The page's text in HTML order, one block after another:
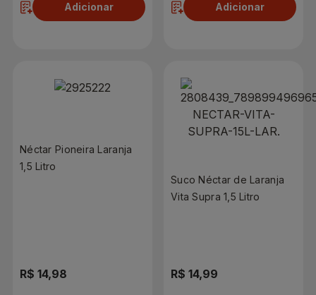
Adicionar Adicionar
Néctar Pioneira Laranja
1,5 Litro
R$ 14,98
Suco Néctar de Laranja
Vita Supra 1,5 Litro
R$ 14,99